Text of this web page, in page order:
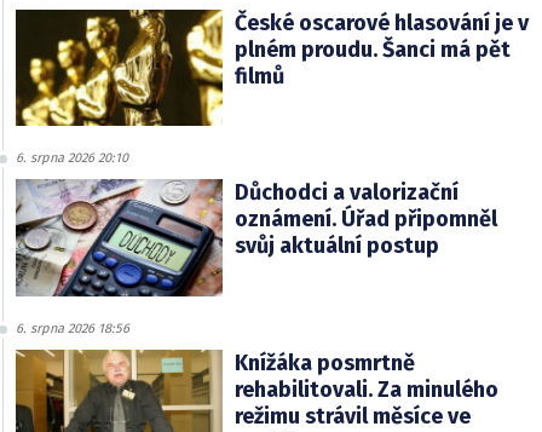
České oscarové hlasování je v
plném proudu. Šanci má pět
filmů
6. srpna 2026 20:10
Důchodci a valorizační
oznámení. Úřad připomněl
svůj aktuální postup
6. srpna 2026 18:56
Knížáka posmrtně
rehabilitovali. Za minulého
režimu strávil měsíce ve